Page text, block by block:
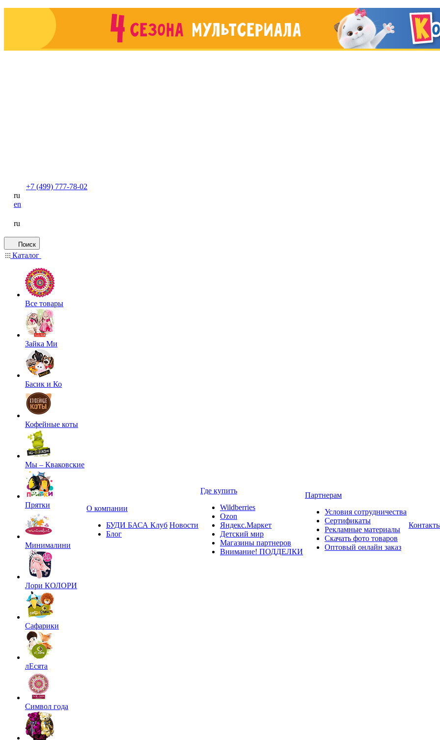
+7 (499) 777-78-02
ru
en
ru
Поиск
Каталог
Все товары
Зайка Ми
Басик и Ко
Кофейные коты
Мы – Кваковские
Прятки
Минималини
Лори КОЛОРИ
Сафарики
лЕсята
Символ года
О компании
БУДИ БАСА Клуб
Блог
Новости
Где купить
Wildberries
Ozon
Яндекс.Маркет
Детский мир
Магазины партнеров
Внимание! ПОДДЕЛКИ
Партнерам
Условия сотрудничества
Сертификаты
Рекламные материалы
Скачать фото товаров
Оптовый онлайн заказ